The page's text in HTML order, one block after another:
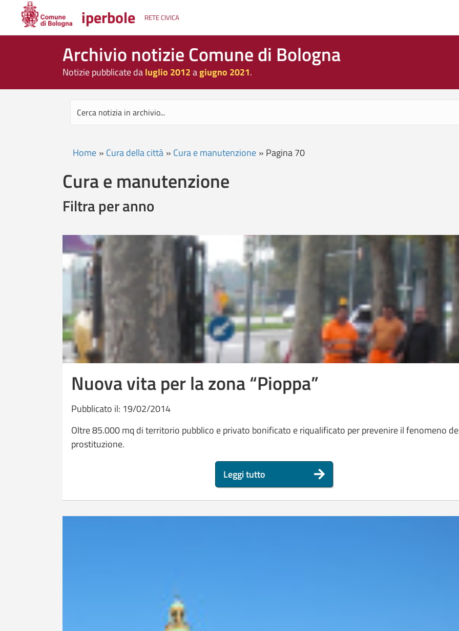
iperbole RETE CIVICA
Archivio notizie Comune di Bologna
Notizie pubblicate daluglio 2012agiugno 2021.
Home » Cura della città » Cura e manutenzione » Pagina 70
Cura e manutenzione
Filtra per anno
Nuova vita per la zona “Pioppa”
Pubblicato il: 19/02/2014
Oltre 85.000 mq di territorio pubblico e privato bonificato e riqualificato per prevenire il fenomeno
prostituzione.
Leggi tutto